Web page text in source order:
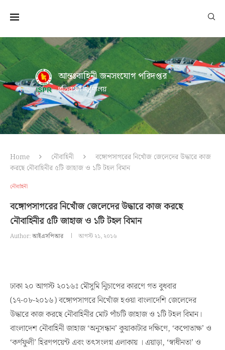
আন্তঃবাহিনী জনসংযোগ পরিদপ্তর
প্রতিরক্ষা মন্ত্রণালয়
Home নৌবাহিনী
বঙ্গোপসাগরের নিখোঁজ জেলেদের উদ্ধারে কাজ
করছে নৌবাহিনীর ৫টি জাহাজ ও ১টি টহল বিমান
নৌবাহিনী
বঙ্গোপসাগরের নিখোঁজ জেলেদের উদ্ধারে কাজ করছে
নৌবাহিনীর ৫টি জাহাজ ও ১টি টহল বিমান
Author:আইএসপিআর আগস্ট ২১, ২০১৬
ঢাকা ২০ আগস্ট ২০১৬ঃ মৌসুমি নিুচাপের কারণে গত বুধবার
(১৭-০৮-২০১৬) বঙ্গোপসাগরে নিখোঁজ হওয়া বাংলাদেশি জেলেদের
উদ্ধারে কাজ করছে নৌবাহিনীর মোট পাঁচটি জাহাজ ও ১টি টহল বিমান।
বাংলাদেশ নৌবাহিনী জাহাজ ‘অনুসন্ধান’ কুয়াকাটার দক্ষিণে, ‘কপোতাক্ষ’ ও
‘কর্ণফুলী’ হিরণপয়েন্ট এবং তৎসংলগ্ন এলাকায় । এয়াড়া, ‘স্বাধীনতা’ ও